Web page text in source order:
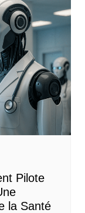
Pilote
la Santé